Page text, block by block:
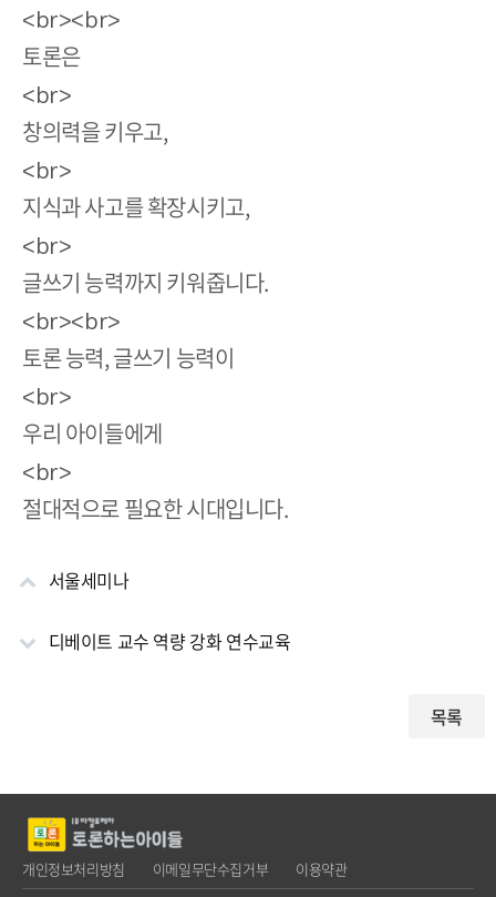
<br><br>
토론은
<br>
창의력을 키우고,
<br>
지식과 사고를 확장시키고,
<br>
글쓰기 능력까지 키워줍니다.
<br><br>
토론 능력, 글쓰기 능력이
<br>
우리 아이들에게
<br>
절대적으로 필요한 시대입니다.
서울세미나
디베이트 교수 역량 강화 연수교육
목록
개인정보처리방침 이메일무단수집거부 이용약관